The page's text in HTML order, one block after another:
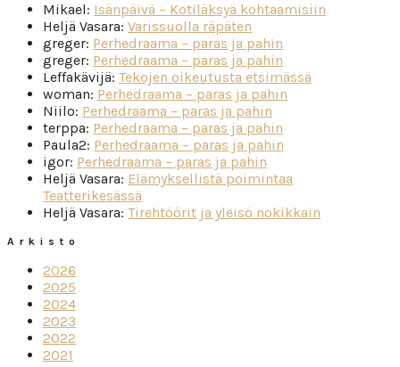
Mikael: Isänpäivä – Kotiläksyä kohtaamisiin
Heljä Vasara: Varissuolla räpäten
greger: Perhedraama – paras ja pahin
greger: Perhedraama – paras ja pahin
Leffakävijä: Tekojen oikeutusta etsimässä
woman: Perhedraama – paras ja pahin
Niilo: Perhedraama – paras ja pahin
terppa: Perhedraama – paras ja pahin
Paula2: Perhedraama – paras ja pahin
igor: Perhedraama – paras ja pahin
Heljä Vasara: Elämyksellistä poimintaa
Teatterikesässä
Heljä Vasara: Tirehtöörit ja yleisö nokikkain
Arkisto
2026
2025
2024
2023
2022
2021